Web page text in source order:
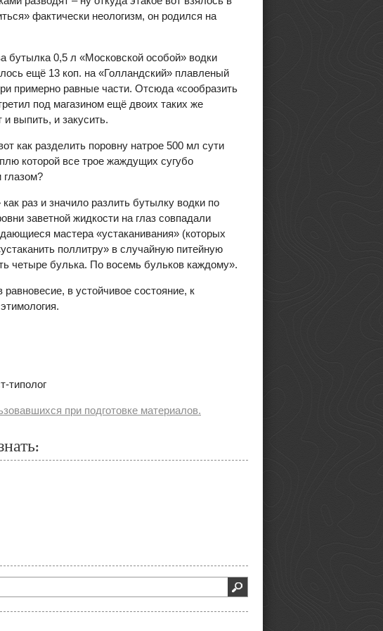
фактически неологизм, он родился на
бутылка 0,5 л «Московской особой» водки
ещё 13 коп. на «Голландский» плавленый
примерно равные части. Отсюда «сообразить
под магазином ещё двоих таких же
выпить, и закусить.
как разделить поровну натрое 500 мл сути
которой все трое жаждущих сугубо
раз и значило разлить бутылку водки по
заветной жидкости на глаз совпадали
мастера «устаканивания» (которых
поллитру» в случайную питейную
четыре булька. По восемь бульков каждому».
в устойчивое состояние, к
типолог
при подготовке материалов.